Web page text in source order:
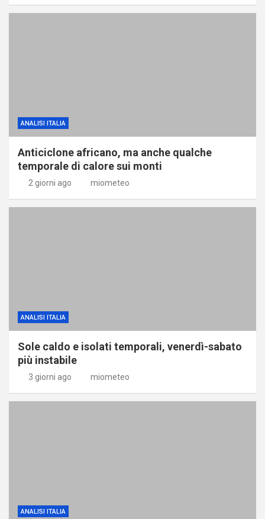
ANALISI ITALIA
Anticiclone africano, ma anche qualche
temporale di calore sui monti
2 giorni ago miometeo
ANALISI ITALIA
Sole caldo e isolati temporali, venerdì-sabato
più instabile
3 giorni ago miometeo
ANALISI ITALIA